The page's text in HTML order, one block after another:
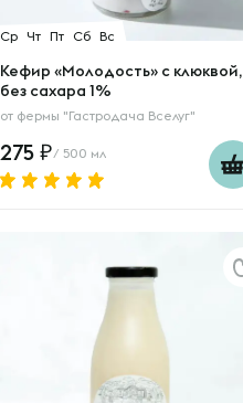
Ср Чт Пт Сб Вс
Кефир «Молодость» с клюквой,
без сахара 1%
от фермы "Гастродача Вселуг"
275 / 500 мл